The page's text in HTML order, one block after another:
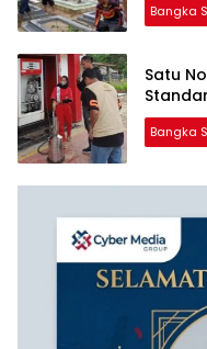
Bangka
Satu
Bangka